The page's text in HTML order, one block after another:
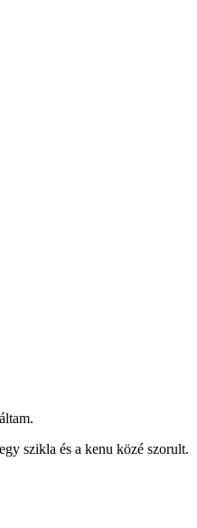
szikla és a kenu közé szorult.